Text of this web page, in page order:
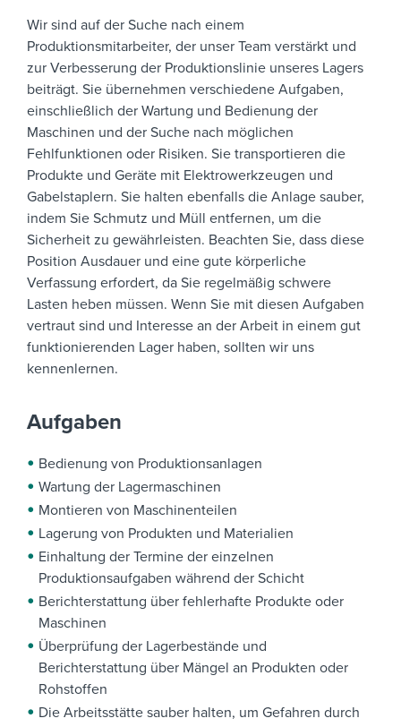
Wir sind auf der Suche nach einem
Produktionsmitarbeiter, der unser Team verstärkt und
zur Verbesserung der Produktionslinie unseres Lagers
beiträgt. Sie übernehmen verschiedene Aufgaben,
einschließlich der Wartung und Bedienung der
Maschinen und der Suche nach möglichen
Fehlfunktionen oder Risiken. Sie transportieren die
Produkte und Geräte mit Elektrowerkzeugen und
Gabelstaplern. Sie halten ebenfalls die Anlage sauber,
indem Sie Schmutz und Müll entfernen, um die
Sicherheit zu gewährleisten. Beachten Sie, dass diese
Position Ausdauer und eine gute körperliche
Verfassung erfordert, da Sie regelmäßig schwere
Lasten heben müssen. Wenn Sie mit diesen Aufgaben
vertraut sind und Interesse an der Arbeit in einem gut
funktionierenden Lager haben, sollten wir uns
kennenlernen.
Aufgaben
Bedienung von Produktionsanlagen
Wartung der Lagermaschinen
Montieren von Maschinenteilen
Lagerung von Produkten und Materialien
Einhaltung der Termine der einzelnen
Produktionsaufgaben während der Schicht
Berichterstattung über fehlerhafte Produkte oder
Maschinen
Überprüfung der Lagerbestände und
Berichterstattung über Mängel an Produkten oder
Rohstoffen
Die Arbeitsstätte sauber halten, um Gefahren durch